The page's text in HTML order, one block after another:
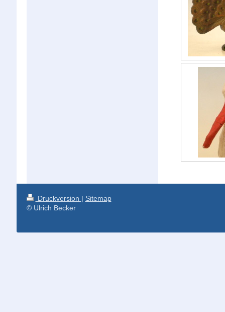
Druckversion | Sitemap
© Ulrich Becker